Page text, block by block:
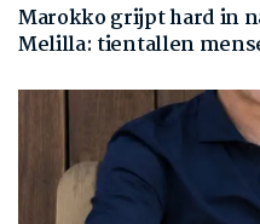
Marokko grijpt hard in
Melilla: tientallen